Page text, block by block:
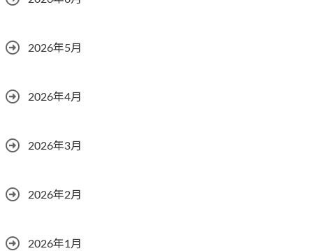
2026年5月
2026年4月
2026年3月
2026年2月
2026年1月